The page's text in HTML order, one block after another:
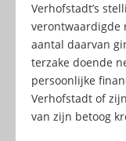
Verhofstadt’s
verontwaardigde
aantal daarvan
terzake doende
persoonlijke
Verhofstadt of
van zijn betoog